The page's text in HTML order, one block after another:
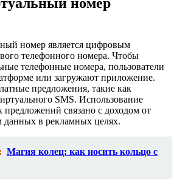
номер является цифровым
телефонного номера. Чтобы
телефонные номера, пользователи
или загружают приложение.
предложения, такие как
SMS. Использование
предложений связано с доходом от
данных в рекламных целях.
Магия колец: как носить кольцо с